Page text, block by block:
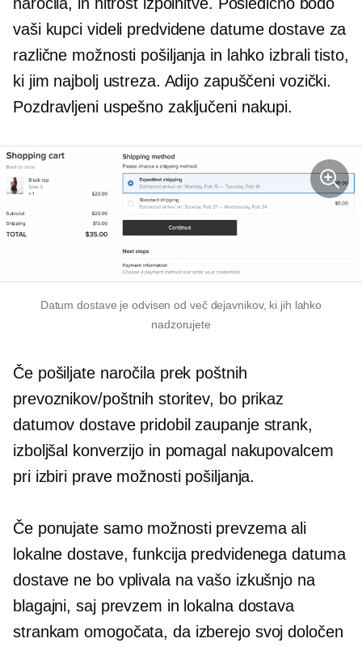
vaši kupci videli predvidene datume dostave za
različne možnosti pošiljanja in lahko izbrali tisto,
ki jim najbolj ustreza. Adijo zapuščeni vozički.
Pozdravljeni uspešno zaključeni nakupi.
Datum dostave je odvisen od več dejavnikov, ki jih lahko
nadzorujete
Če pošiljate naročila prek poštnih
prevoznikov/poštnih storitev, bo prikaz
datumov dostave pridobil zaupanje strank,
izboljšal konverzijo in pomagal nakupovalcem
pri izbiri prave možnosti pošiljanja.
Če ponujate samo možnosti prevzema ali
lokalne dostave, funkcija predvidenega datuma
dostave ne bo vplivala na vašo izkušnjo na
blagajni, saj prevzem in lokalna dostava
strankam omogočata, da izberejo svoj določen